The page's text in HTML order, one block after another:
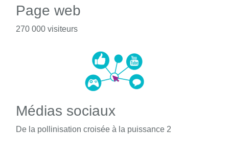
Page web
270 000 visiteurs
Médias sociaux
De la pollinisation croisée à la puissance 2